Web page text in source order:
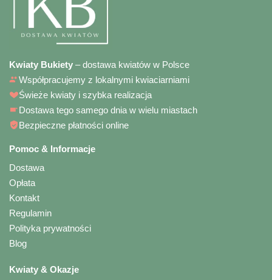
Kwiaty Bukiety – dostawa kwiatów w Polsce
Współpracujemy z lokalnymi kwiaciarniami
Świeże kwiaty i szybka realizacja
Dostawa tego samego dnia w wielu miastach
Bezpieczne płatności online
Pomoc & Informacje
Dostawa
Opłata
Kontakt
Regulamin
Polityka prywatności
Blog
Kwiaty & Okazje